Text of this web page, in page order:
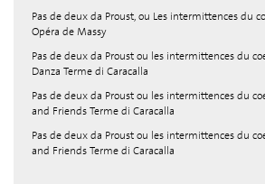
Pas de deux da Proust, ou Les intermittences du
Opéra de Massy
Pas de deux da Proust ou les intermittences du
Danza Terme di Caracalla
Pas de deux da Proust ou les intermittences du
and Friends Terme di Caracalla
Pas de deux da Proust ou les intermittences du
and Friends Terme di Caracalla